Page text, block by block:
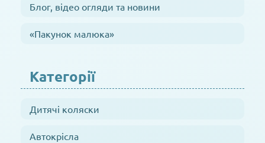
Блог, відео огляди та новини
«Пакунок малюка»
Категорії
Дитячі коляски
Автокрісла